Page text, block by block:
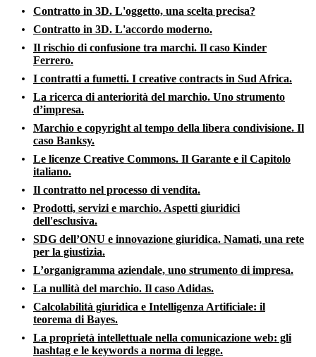
Contratto in 3D. L'oggetto, una scelta precisa?
Contratto in 3D. L'accordo moderno.
Il rischio di confusione tra marchi. Il caso Kinder
Ferrero.
I contratti a fumetti. I creative contracts in Sud Africa.
La ricerca di anteriorità del marchio. Uno strumento
d’impresa.
Marchio e copyright al tempo della libera condivisione. Il
caso Banksy.
Le licenze Creative Commons. Il Garante e il Capitolo
italiano.
Il contratto nel processo di vendita.
Prodotti, servizi e marchio. Aspetti giuridici
dell'esclusiva.
SDG dell’ONU e innovazione giuridica. Namati, una rete
per la giustizia.
L’organigramma aziendale, uno strumento di impresa.
La nullità del marchio. Il caso Adidas.
Calcolabilità giuridica e Intelligenza Artificiale: il
teorema di Bayes.
La proprietà intellettuale nella comunicazione web: gli
hashtag e le keywords a norma di legge.